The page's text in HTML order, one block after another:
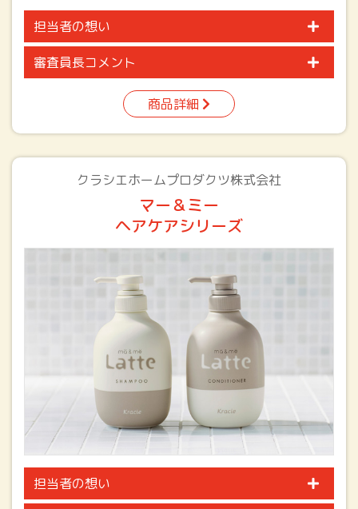
担当者の想い
審査員長コメント
商品詳細
クラシエホームプロダクツ株式会社
マー＆ミー
ヘアケアシリーズ
担当者の想い